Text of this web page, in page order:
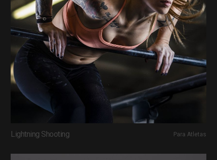
Lightning Shooting Para Atletas